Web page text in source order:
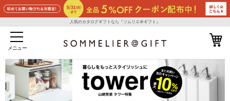
人気のカタログギフトなら『ソムリエ＠ギフト』
メニュー